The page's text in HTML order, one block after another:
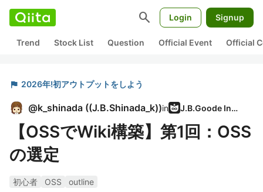
search Login Signup
Trend Stock List Question Official Event Official
flag 2026年!初アウトプットをしよう
@k_shinada ((J.B.Shinada_k))in J.B.Goode Inc.
【OSSでWiki構築】第1回：OSS
の選定
初心者 OSS
outline